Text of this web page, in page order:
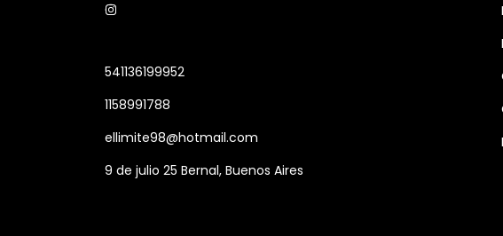
541136199952
1158991788
ellimite98@hotmail.com
9 de julio 25 Bernal, Buenos Aires